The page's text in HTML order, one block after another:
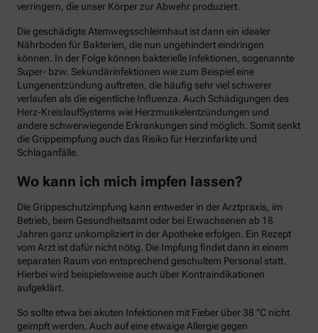
verringern, die unser Körper zur Abwehr produziert.
Die geschädigte Atemwegsschleimhaut ist dann ein idealer
Nährboden für Bakterien, die nun ungehindert eindringen
können. In der Folge können bakterielle Infektionen, sogenannte
Super- bzw. Sekundärinfektionen wie zum Beispiel eine
Lungenentzündung auftreten, die häufig sehr viel schwerer
verlaufen als die eigentliche Influenza. Auch Schädigungen des
Herz-KreislaufSystems wie Herzmuskelentzündungen und
andere schwerwiegende Erkrankungen sind möglich. Somit senkt
die Grippeimpfung auch das Risiko für Herzinfarkte und
Schlaganfälle.
Wo kann ich mich impfen lassen?
Die Grippeschutzimpfung kann entweder in der Arztpraxis, im
Betrieb, beim Gesundheitsamt oder bei Erwachsenen ab 18
Jahren ganz unkompliziert in der Apotheke erfolgen. Ein Rezept
vom Arzt ist dafür nicht nötig. Die Impfung findet dann in einem
separaten Raum von entsprechend geschultem Personal statt.
Hierbei wird beispielsweise auch über Kontraindikationen
aufgeklärt.
So sollte etwa bei akuten Infektionen mit Fieber über 38 °C nicht
geimpft werden. Auch auf eine etwaige Allergie gegen